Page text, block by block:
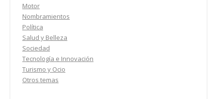
Motor
Nombramientos
Política
Salud y Belleza
Sociedad
Tecnología e Innovación
Turismo y Ocio
Otros temas